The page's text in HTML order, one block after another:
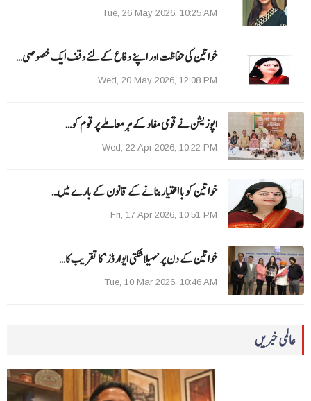
Tue, 26 May 2026, 10:25 AM
خواتین کی حفاظت اور اپنے دفاع کےلئے وقف ایک خصوصی…
Wed, 20 May 2026, 12:08 PM
اپوزیشن نے قومی مفاد کے ہر معاملے پر قوم کو…
Wed, 22 Apr 2026, 10:22 PM
خواتین کو با اختیار بنانے کے قانون کے بارے میں…
Fri, 17 Apr 2026, 10:51 PM
خواتین کے دن پر ’مہیلا شکتی ایوارڈز‘ کا تقریب کا…
Tue, 10 Mar 2026, 10:46 AM
عالمی خبریں